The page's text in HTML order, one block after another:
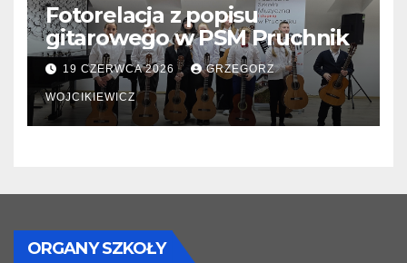
Fotorelacja z popisu
gitarowego w PSM Pruchnik
19 CZERWCA 2026 GRZEGORZ
WOJCIKIEWICZ
ORGANY SZKOŁY